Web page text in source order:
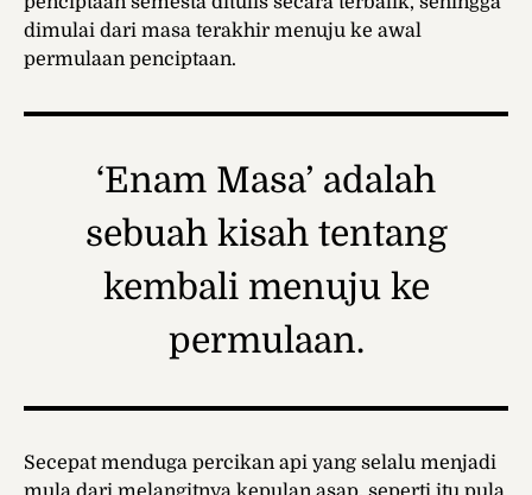
dimulai dari masa terakhir menuju ke awal
permulaan penciptaan.
‘Enam Masa’ adalah
sebuah kisah tentang
kembali menuju ke
permulaan.
Secepat menduga percikan api yang selalu menjadi